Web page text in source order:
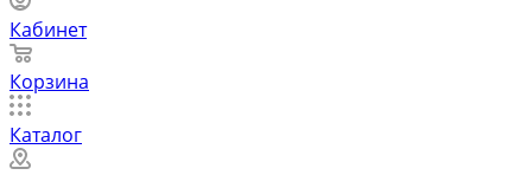
Кабинет
Корзина
Каталог